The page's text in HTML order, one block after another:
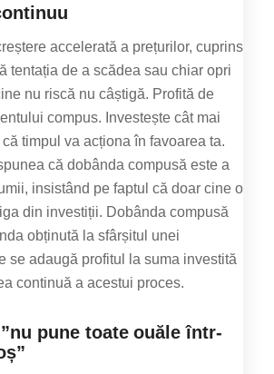
accelerată a prețurilor, cuprins
tentația de a scădea sau chiar opri
nu riscă nu câștigă. Profită de
compus. Investește cât mai
timpul va acționa în favoarea ta.
că dobânda compusă este a
insistând pe faptul că doar cine o
din investiții. Dobânda compusă
obținută la sfârșitul unei
se adaugă profitul la suma investită
continuă a acestui proces.
pune toate ouăle într-